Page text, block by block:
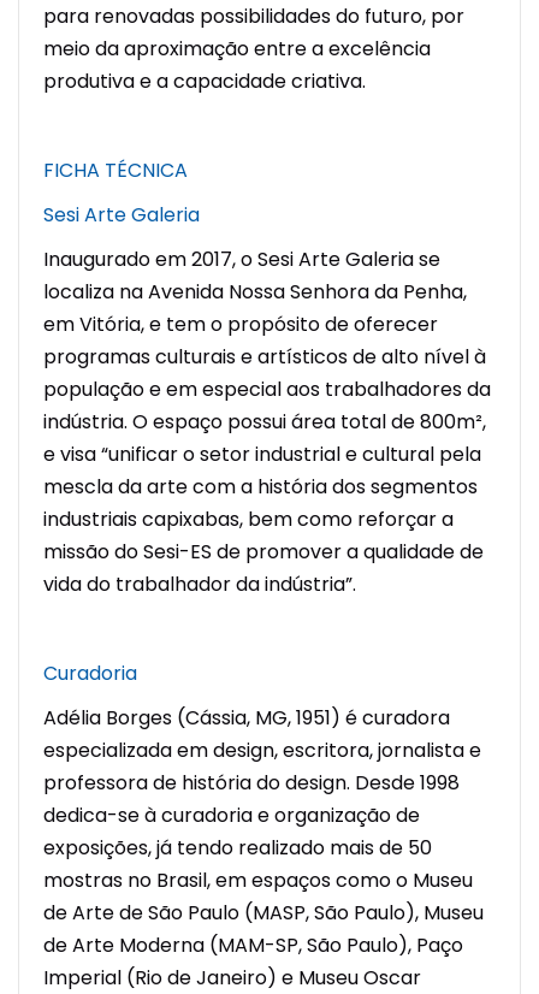
para renovadas possibilidades do futuro, por
meio da aproximação entre a excelência
produtiva e a capacidade criativa.
FICHA TÉCNICA
Sesi Arte Galeria
Inaugurado em 2017, o Sesi Arte Galeria se
localiza na Avenida Nossa Senhora da Penha,
em Vitória, e tem o propósito de oferecer
programas culturais e artísticos de alto nível à
população e em especial aos trabalhadores da
indústria. O espaço possui área total de 800m²,
e visa “unificar o setor industrial e cultural pela
mescla da arte com a história dos segmentos
industriais capixabas, bem como reforçar a
missão do Sesi-ES de promover a qualidade de
vida do trabalhador da indústria”.
Curadoria
Adélia Borges (Cássia, MG, 1951) é curadora
especializada em design, escritora, jornalista e
professora de história do design. Desde 1998
dedica-se à curadoria e organização de
exposições, já tendo realizado mais de 50
mostras no Brasil, em espaços como o Museu
de Arte de São Paulo (MASP, São Paulo), Museu
de Arte Moderna (MAM-SP, São Paulo), Paço
Imperial (Rio de Janeiro) e Museu Oscar